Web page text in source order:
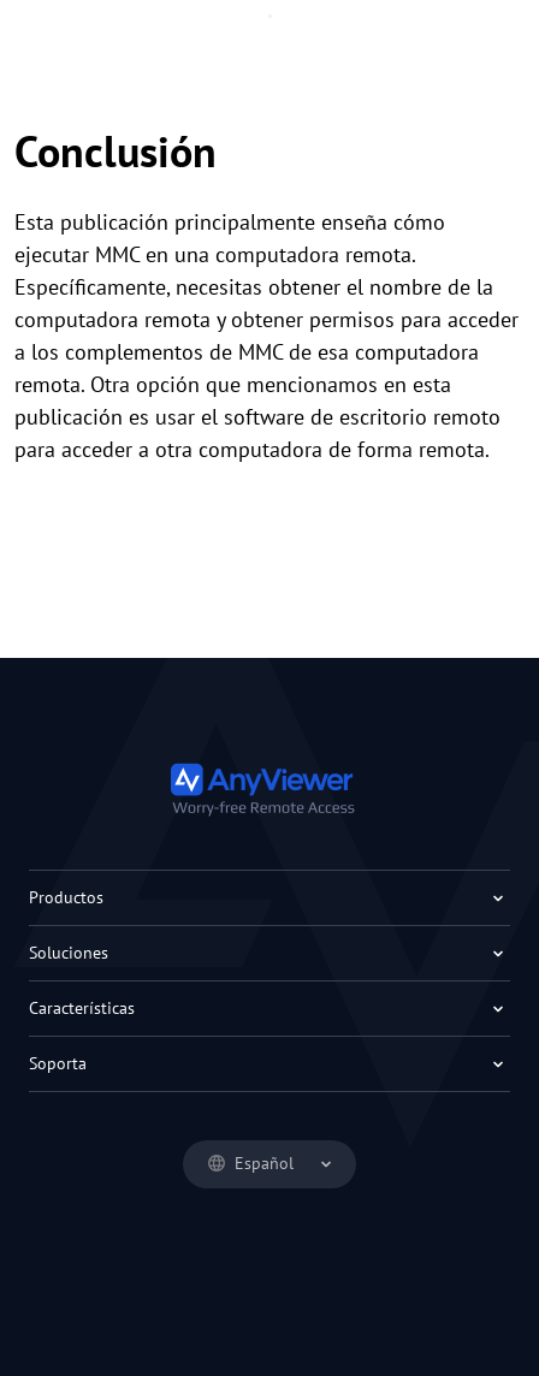
Conclusión
Esta publicación principalmente enseña cómo
ejecutar MMC en una computadora remota.
Específicamente, necesitas obtener el nombre de la
computadora remota y obtener permisos para acceder
a los complementos de MMC de esa computadora
remota. Otra opción que mencionamos en esta
publicación es usar el software de escritorio remoto
para acceder a otra computadora de forma remota.
Español
Productos
Soluciones
Características
Soporta